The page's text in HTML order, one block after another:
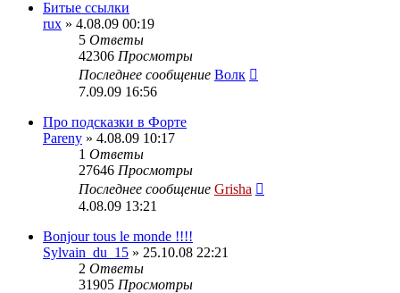
Битые ссылки
rux » 4.08.09 00:19
5 Ответы
42306 Просмотры
Последнее сообщение Волк
7.09.09 16:56
Про подсказки в Форте
Pareny » 4.08.09 10:17
1 Ответы
27646 Просмотры
Последнее сообщение Grisha
4.08.09 13:21
Bonjour tous le monde !!!!
Sylvain_du_15 » 25.10.08 22:21
2 Ответы
31905 Просмотры